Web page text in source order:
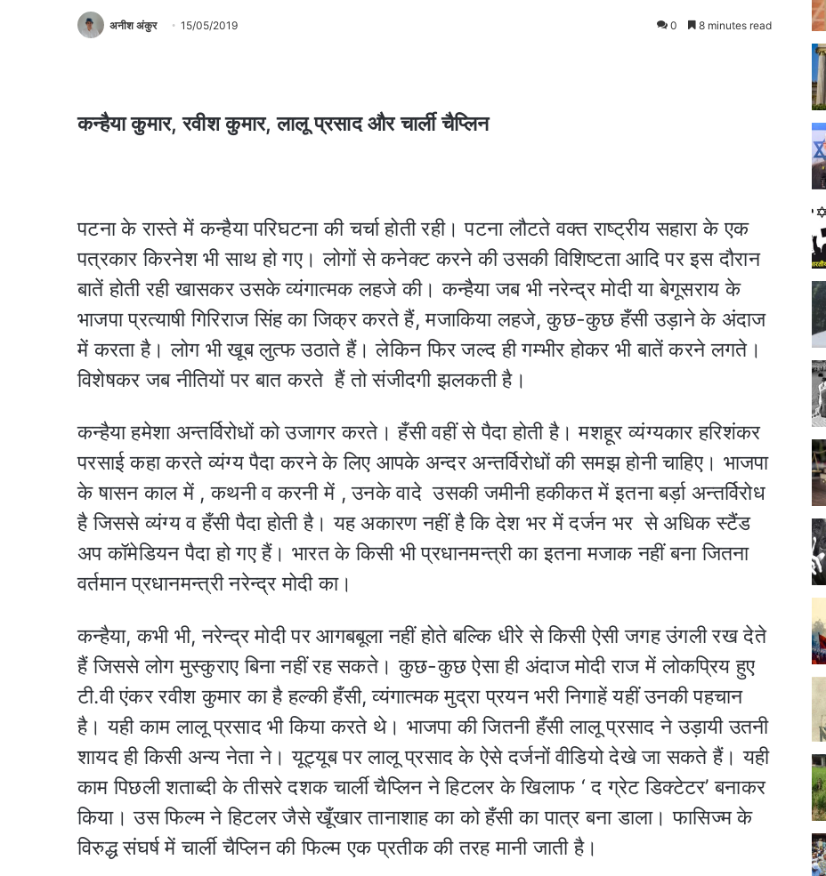
अनीश अंकुर 15/05/2019 0 8 minutes read
कन्हैया कुमार, रवीश कुमार, लालू प्रसाद और चार्ली चैप्लिन
पटना के रास्ते में कन्हैया परिघटना की चर्चा होती रही। पटना लौटते वक्त राष्ट्रीय सहारा के एक
पत्रकार किरनेश भी साथ हो गए। लोगों से कनेक्ट करने की उसकी विशिष्टता आदि पर इस दौरान
बातें होती रही खासकर उसके व्यंगात्मक लहजे की। कन्हैया जब भी नरेन्द्र मोदी या बेगूसराय के
भाजपा प्रत्याषी गिरिराज सिंह का जिक्र करते हैं, मजाकिया लहजे, कुछ-कुछ हँसी उड़ाने के अंदाज
में करता है। लोग भी खूब लुत्फ उठाते हैं। लेकिन फिर जल्द ही गम्भीर होकर भी बातें करने लगते।
विशेषकर जब नीतियों पर बात करते हैं तो संजीदगी झलकती है।
कन्हैया हमेशा अन्तर्विरोधों को उजागर करते। हँसी वहीं से पैदा होती है। मशहूर व्यंग्यकार हरिशंकर
परसाई कहा करते व्यंग्य पैदा करने के लिए आपके अन्दर अन्तर्विरोधों की समझ होनी चाहिए। भाजपा
के षासन काल में , कथनी व करनी में , उनके वादे उसकी जमीनी हकीकत में इतना बर्ड़ा अन्तर्विरोध
है जिससे व्यंग्य व हँसी पैदा होती है। यह अकारण नहीं है कि देश भर में दर्जन भर से अधिक स्टैंड
अप कॉमेडियन पैदा हो गए हैं। भारत के किसी भी प्रधानमन्त्री का इतना मजाक नहीं बना जितना
वर्तमान प्रधानमन्त्री नरेन्द्र मोदी का।
कन्हैया, कभी भी, नरेन्द्र मोदी पर आगबबूला नहीं होते बल्कि धीरे से किसी ऐसी जगह उंगली रख देते
हैं जिससे लोग मुस्कुराए बिना नहीं रह सकते। कुछ-कुछ ऐसा ही अंदाज मोदी राज में लोकप्रिय हुए
टी.वी एंकर रवीश कुमार का है हल्की हँसी, व्यंगात्मक मुद्रा प्रयन भरी निगाहें यहीं उनकी पहचान
है। यही काम लालू प्रसाद भी किया करते थे। भाजपा की जितनी हँसी लालू प्रसाद ने उड़ायी उतनी
शायद ही किसी अन्य नेता ने। यूट्यूब पर लालू प्रसाद के ऐसे दर्जनों वीडियो देखे जा सकते हैं। यही
काम पिछली शताब्दी के तीसरे दशक चार्ली चैप्लिन ने हिटलर के खिलाफ ‘ द ग्रेट डिक्टेटर’ बनाकर
किया। उस फिल्म ने हिटलर जैसे खूँखार तानाशाह का को हँसी का पात्र बना डाला। फासिज्म के
विरुद्ध संघर्ष में चार्ली चैप्लिन की फिल्म एक प्रतीक की तरह मानी जाती है।